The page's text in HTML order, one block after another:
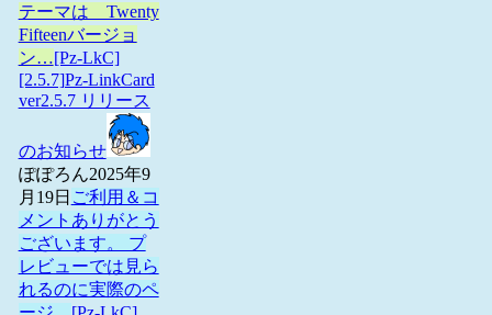
テーマは Twenty
Fifteenバージョ
ン…[Pz-LkC]
[2.5.7]Pz-LinkCard
ver2.5.7 リリース
のお知らせ
ぽぽろん2025年9
月19日 ご利用＆コ
メントありがとう
ございます。 プ
レビューでは見ら
れるのに実際のペ